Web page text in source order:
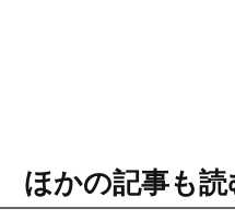
ほかの記事も読